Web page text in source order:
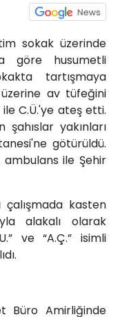
sokak üzerinde
göre husumetli
tartışmaya
üzerine av tüfeğini
ile C.Ü.'ye ateş etti.
yakınları
götürüldü.
ambulans ile Şehir
çalışmada kasten
alakalı olarak
ve “A.Ç.” isimli
Büro Amirliğinde
No:17/4 İzmit-